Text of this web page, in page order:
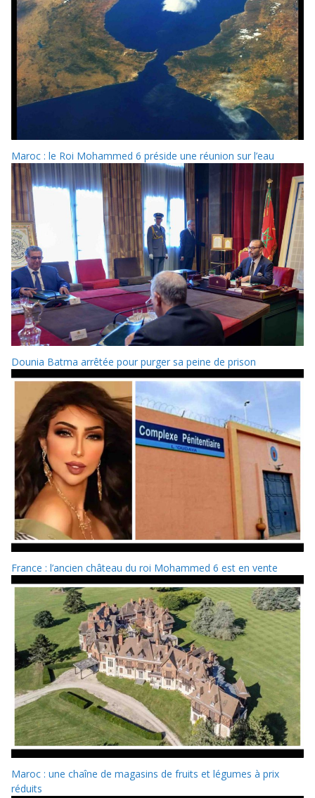
Maroc : le Roi Mohammed 6 préside une réunion sur l’eau
Dounia Batma arrêtée pour purger sa peine de prison
France : l’ancien château du roi Mohammed 6 est en vente
Maroc : une chaîne de magasins de fruits et légumes à prix
réduits